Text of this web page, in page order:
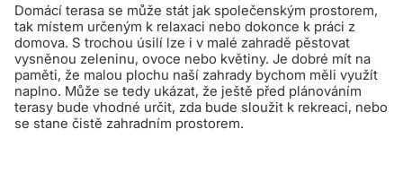
Domácí terasa se může stát jak společenským prostorem,
tak místem určeným k relaxaci nebo dokonce k práci z
domova. S trochou úsilí lze i v malé zahradě pěstovat
vysněnou zeleninu, ovoce nebo květiny. Je dobré mít na
paměti, že malou plochu naší zahrady bychom měli využít
naplno. Může se tedy ukázat, že ještě před plánováním
terasy bude vhodné určit, zda bude sloužit k rekreaci, nebo
se stane čistě zahradním prostorem.